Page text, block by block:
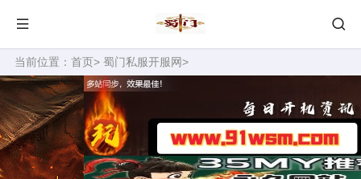
当前位置： 首页> 蜀门私服开服网>